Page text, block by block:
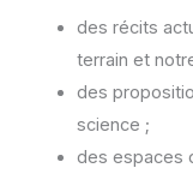
des récits
terrain et
des
science ;
des espaces